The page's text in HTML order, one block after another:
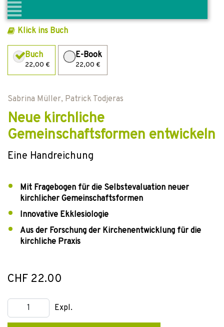
Klick ins Buch
Buch
22,00 €
E-Book
22,00 €
Sabrina Müller, Patrick Todjeras
Neue kirchliche
Gemeinschaftsformen entwickeln
Eine Handreichung
Mit Fragebogen für die Selbstevaluation neuer
kirchlicher Gemeinschaftsformen
Innovative Ekklesiologie
Aus der Forschung der Kirchenentwicklung für die
kirchliche Praxis
CHF 22.00
Expl.